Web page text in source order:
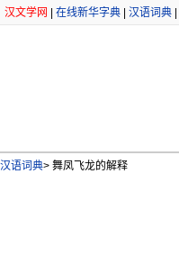
汉文学网 在线新华字典 汉语词典
汉语词典> 舞凤飞龙的解释